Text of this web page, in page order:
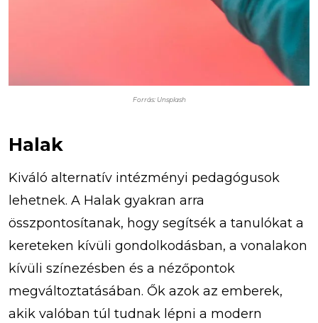
Forrás: Unsplash
Halak
Kiváló alternatív intézményi pedagógusok
lehetnek. A Halak gyakran arra
összpontosítanak, hogy segítsék a tanulókat a
kereteken kívüli gondolkodásban, a vonalakon
kívüli színezésben és a nézőpontok
megváltoztatásában. Ők azok az emberek,
akik valóban túl tudnak lépni a modern